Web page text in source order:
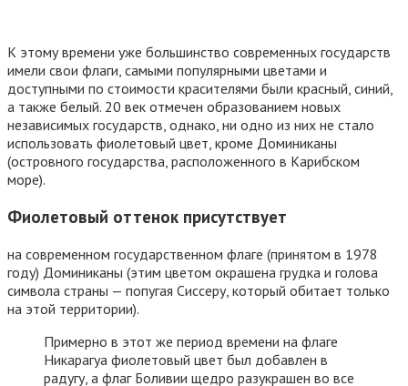
К этому времени уже большинство современных государств
имели свои флаги, самыми популярными цветами и
доступными по стоимости красителями были красный, синий,
а также белый. 20 век отмечен образованием новых
независимых государств, однако, ни одно из них не стало
использовать фиолетовый цвет, кроме Доминиканы
(островного государства, расположенного в Карибском
море).
Фиолетовый оттенок присутствует
на современном государственном флаге (принятом в 1978
году) Доминиканы (этим цветом окрашена грудка и голова
символа страны — попугая Сиссеру, который обитает только
на этой территории).
Примерно в этот же период времени на флаге
Никарагуа фиолетовый цвет был добавлен в
радугу, а флаг Боливии щедро разукрашен во все